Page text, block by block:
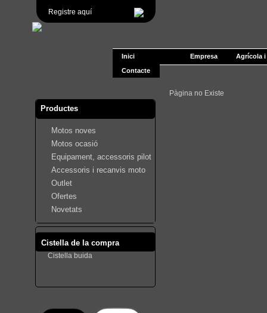
Registre aquí
Inici Empresa
Agrícola
Contacte
Productes
Motos noves
Motos ocasió
Equipament, accessoris pilot
Accessoris i recanvis moto
Outlet
Ofertes
Novetats
Cistella de la compra
Cistella buida
Pàgina no Existe